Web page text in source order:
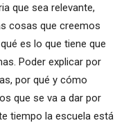
que sea relevante,
cosas que creemos
es lo que tiene que
Poder explicar por
por qué y cómo
que se va a dar por
tiempo la escuela está